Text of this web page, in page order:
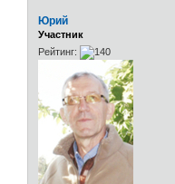
Юрий
Участник
Рейтинг: